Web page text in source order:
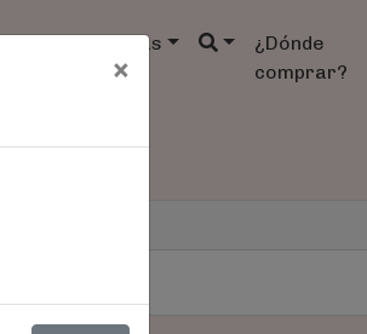
Agendas
¿Dónde
comprar?
×